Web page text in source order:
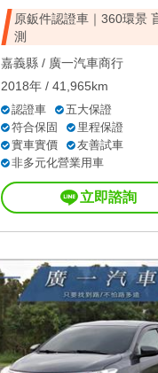
原鈑件認證車｜360環景
測
嘉義縣 / 廣一汽車商行
2018年 / 41,965km
認證車
五大保證
符合保固
里程保證
實車實價
友善試車
非多元化營業用車
立即諮詢